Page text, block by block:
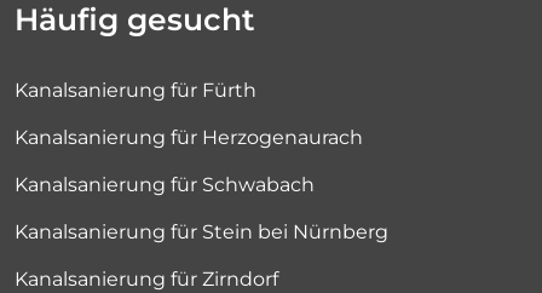
Häufig gesucht
Kanalsanierung für Fürth
Kanalsanierung für Herzogenaurach
Kanalsanierung für Schwabach
Kanalsanierung für Stein bei Nürnberg
Kanalsanierung für Zirndorf